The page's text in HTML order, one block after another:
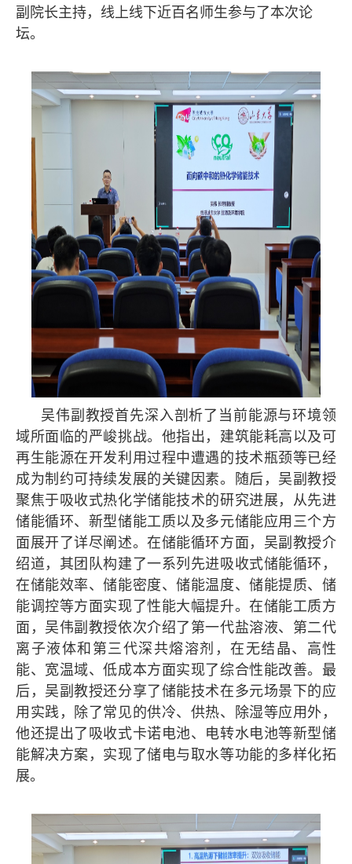
副院长主持，线上线下近百名师生参与了本次论
坛。
吴伟副教授首先深入剖析了当前能源与环境领
域所面临的严峻挑战。他指出，建筑能耗高以及可
再生能源在开发利用过程中遭遇的技术瓶颈等已经
成为制约可持续发展的关键因素。随后，吴副教授
聚焦于吸收式热化学储能技术的研究进展，从先进
储能循环、新型储能工质以及多元储能应用三个方
面展开了详尽阐述。在储能循环方面，吴副教授介
绍道，其团队构建了一系列先进吸收式储能循环，
在储能效率、储能密度、储能温度、储能提质、储
能调控等方面实现了性能大幅提升。在储能工质方
面，吴伟副教授依次介绍了第一代盐溶液、第二代
离子液体和第三代深共熔溶剂，在无结晶、高性
能、宽温域、低成本方面实现了综合性能改善。最
后，吴副教授还分享了储能技术在多元场景下的应
用实践，除了常见的供冷、供热、除湿等应用外，
他还提出了吸收式卡诺电池、电转水电池等新型储
能解决方案，实现了储电与取水等功能的多样化拓
展。